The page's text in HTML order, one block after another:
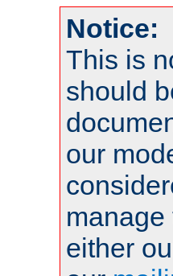
Notice:
This is
should
our
either